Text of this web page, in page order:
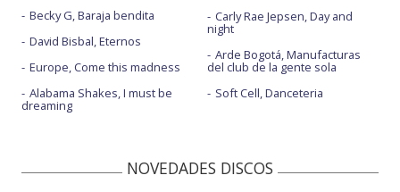
Becky G, Baraja bendita
David Bisbal, Eternos
Europe, Come this madness
Alabama Shakes, I must be
dreaming
Carly Rae Jepsen, Day and
night
Arde Bogotá, Manufacturas
del club de la gente sola
Soft Cell, Danceteria
NOVEDADES DISCOS